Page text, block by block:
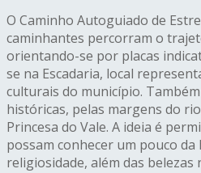
O Caminho Autoguiado de
caminhantes percorram o
orientando-se por placas
se na Escadaria, local
culturais do município.
históricas, pelas margens do
Princesa do Vale. A ideia é
possam conhecer um pouco
religiosidade, além das